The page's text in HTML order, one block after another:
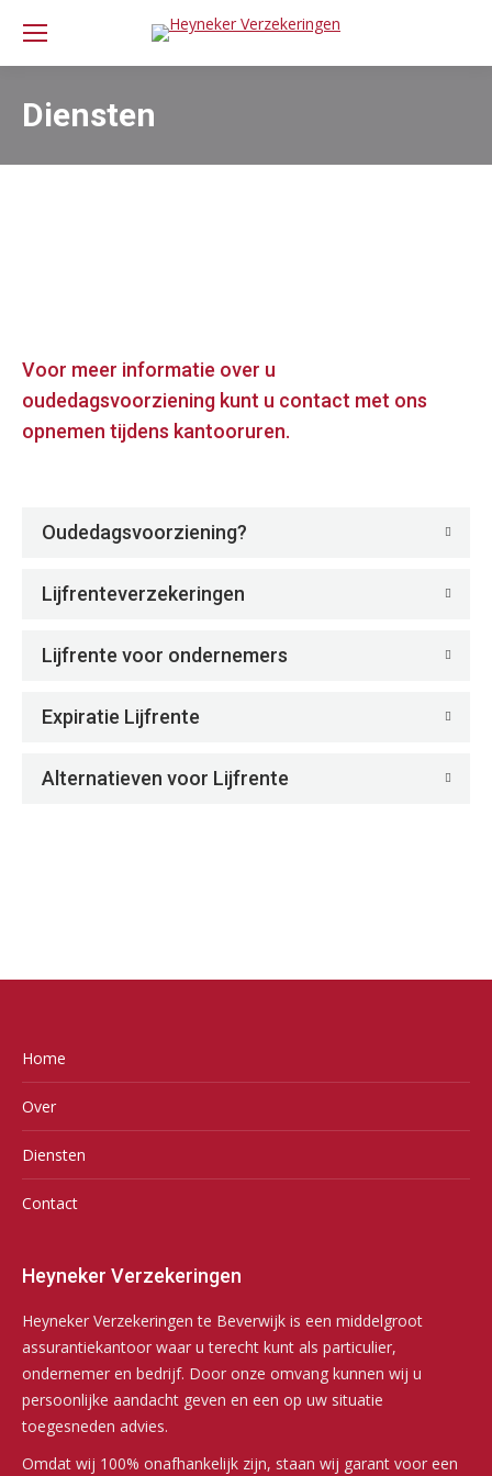
Diensten
Voor meer informatie over u
oudedagsvoorziening kunt u contact met ons
opnemen tijdens kantooruren.
Oudedagsvoorziening?
Lijfrenteverzekeringen
Lijfrente voor ondernemers
Expiratie Lijfrente
Alternatieven voor Lijfrente
Home
Over
Diensten
Contact
Heyneker Verzekeringen
Heyneker Verzekeringen te Beverwijk is een middelgroot
assurantiekantoor waar u terecht kunt als particulier,
ondernemer en bedrijf. Door onze omvang kunnen wij u
persoonlijke aandacht geven en een op uw situatie
toegesneden advies.
Omdat wij 100% onafhankelijk zijn, staan wij garant voor een